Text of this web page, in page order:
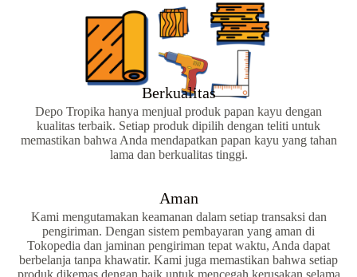
Berkualitas
Depo Tropika hanya menjual produk papan kayu dengan
kualitas terbaik. Setiap produk dipilih dengan teliti untuk
memastikan bahwa Anda mendapatkan papan kayu yang tahan
lama dan berkualitas tinggi.
Aman
Kami mengutamakan keamanan dalam setiap transaksi dan
pengiriman. Dengan sistem pembayaran yang aman di
Tokopedia dan jaminan pengiriman tepat waktu, Anda dapat
berbelanja tanpa khawatir. Kami juga memastikan bahwa setiap
produk dikemas dengan baik untuk mencegah kerusakan selama